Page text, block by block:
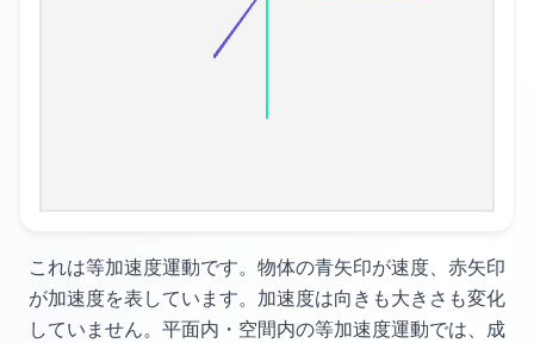
これは等加速度運動です。 物体の青矢印が速度、赤矢印
が加速度を表しています。 加速度は向きも大きさも変化
していません。 平面内・空間内の等加速度運動では、 成